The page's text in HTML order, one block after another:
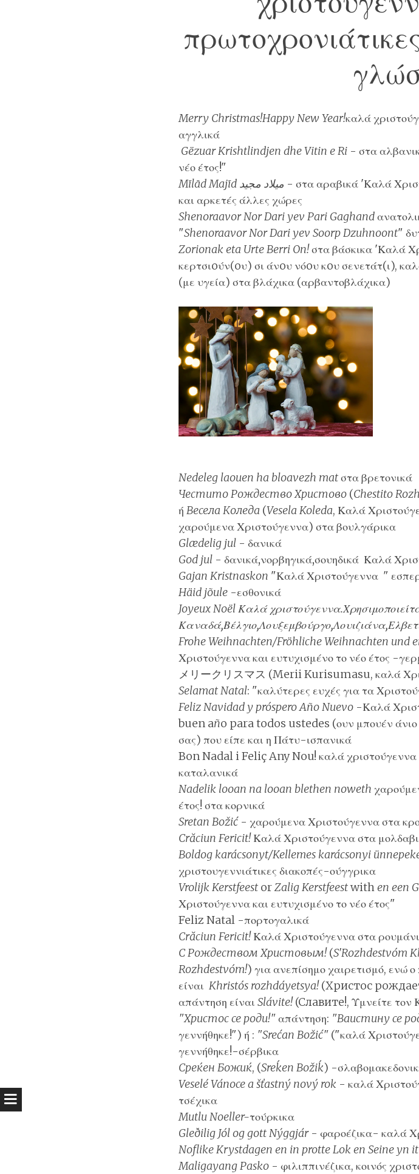
Merry Christmas!Happy New Year!καλά
αγγλικά
Gëzuar Krishtlindjen dhe Vitin e Ri- στα
νέο έτος!"
Mīlād Majīd ميلاد مجيد - στααραβικά'Καλά
και αρκετές άλλες χώρες
Shenoraavor Nor Dari yev Pari Gaghand
"Shenoraavor Nor Dari yev Soorp Dzuhnoont"
Zorionak eta Urte Berri On!σταβάσκικα'Καλά
κερτσιoύν(oυ) σι άνoυ νόoυ κoυ σενετάτ(ι),
(με υγεία) σταβλάχικα(αρβαντοβλάχικα)
Nedeleg laouen ha bloavezh matσταβρετονικά
Честито Рождество Христово(Chestito
ή Весела Коледа (Vesela Koleda, Καλά
χαρούμενα Χριστούγεννα) σταβουλγάρικα
Glædelig jul- δανικά
God jul- δανικά,νορβηγικά,σουηδικά Καλά
Gajan Kristnaskon "Καλά Χριστούγεννα "
Häid jõule-εσθονικά
Joyeux NoëlΚαλά
Frohe Weihnachten/Fröhliche Weihnachten und
Χριστούγεννα και ευτυχισμένο το νέο έτος -
メリークリスマス (Merii Kurisumasu, καλά
Selamat Natal: "καλύτερες ευχές για τα
Feliz Navidad y próspero Año Nuevo-Καλά
buen año para todos ustedes (ουν μπουέν άνιο
σας) που είπε και η Πάτυ-ισπανικά
Bon Nadal i Feliç Any Nou! καλά χριστούγεννα
καταλανικά
Nadelik looan na looan blethen noweth
έτος! στακορνικά
Sretan Božić- χαρούμενα Χριστούγεννα στα
Crăciun Fericit!Καλά Χριστούγεννα στα
Boldog karácsonyt/Kellemes karácsonyi
χριστουγεννιάτικες διακοπές-ούγγρικα
Vrolijk KerstfeestorZalig Kerstfeestwithen een
Χριστούγεννα και ευτυχισμένο το νέο έτος"
Feliz Natal -πορτογαλικά
Crăciun Fericit!Καλά Χριστούγεννα στα
С Рождеством Христовым!(S'Rozhdestvóm
Rozhdestvóm!) για ανεπίσημο χαιρετισμό, ενώ
είναι Khristós rozhdáyetsya!(Христос
απάντηση είναι Slávite!(Cлавите!, Υμνείτε τον
"Христос се роди!"απάντηση: "Вaистину се
γεννήθηκε!") ή : "Srećan Božić"("καλά
γεννήθηκε!-σέρβικα
Среќен Божиќ, (Sreḱen Božiḱ) -
Veselé Vánoce a šťastný nový rok - καλά
τσέχικα
Mutlu Noeller-τούρκικα
Gleðilig Jól og gott Nýggjár- φαροέζικα- καλά
Noflike Krystdagen en in protte Lok en Seine yn
Maligayang Pasko- φιλιππινέζικα, κοινός